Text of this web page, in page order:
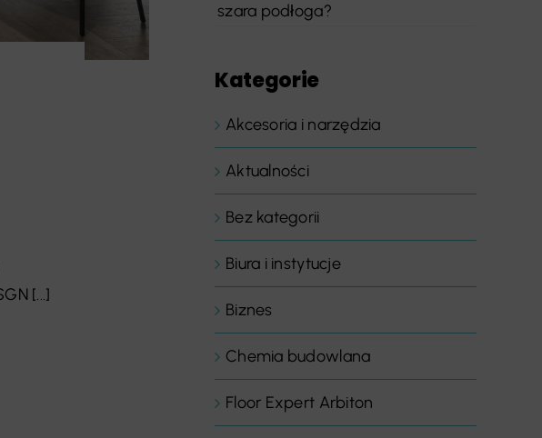
[...]
szara podłoga?
Kategorie
Akcesoria i narzędzia
Aktualności
Bez kategorii
Biura i instytucje
Biznes
Chemia budowlana
Floor Expert Arbiton